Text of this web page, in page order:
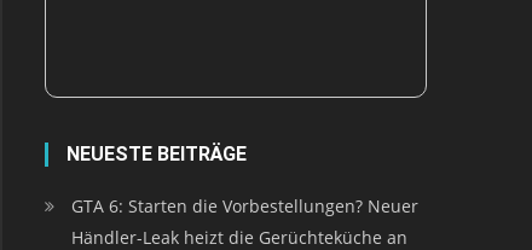
NEUESTE BEITRÄGE
GTA 6: Starten die Vorbestellungen? Neuer
Händler-Leak heizt die Gerüchteküche an